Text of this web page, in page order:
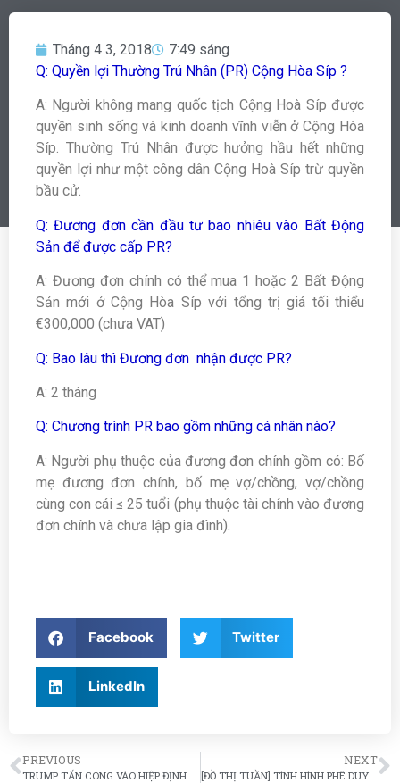
Tháng 4 3, 2018
7:49 sáng
Q: Quyền lợi Thường Trú Nhân (PR) Cộng Hòa Síp ?
A: Người không mang quốc tịch Cộng Hoà Síp được
quyền sinh sống và kinh doanh vĩnh viễn ở Cộng Hòa
Síp. Thường Trú Nhân được hưởng hầu hết những
quyền lợi như một công dân Cộng Hoà Síp trừ quyền
bầu cử.
Q: Đương đơn cần đầu tư bao nhiêu vào Bất Động
Sản để được cấp PR?
A: Đương đơn chính có thể mua 1 hoặc 2 Bất Động
Sản mới ở Cộng Hòa Síp với tổng trị giá tối thiểu
€300,000 (chưa VAT)
Q: Bao lâu thì Đương đơn nhận được PR?
A: 2 tháng
Q: Chương trình PR bao gồm những cá nhân nào?
A: Người phụ thuộc của đương đơn chính gồm có: Bố
mẹ đương đơn chính, bố mẹ vợ/chồng, vợ/chồng
cùng con cái ≤ 25 tuổi (phụ thuộc tài chính vào đương
đơn chính và chưa lập gia đình).
Facebook Twitter
LinkedIn
PREVIOUS NEXT
[ĐỒ THỊ TUẦN] TÌNH HÌNH PHÊ DUYỆT CNLĐ TÍNH ĐẾN 31/3/2018